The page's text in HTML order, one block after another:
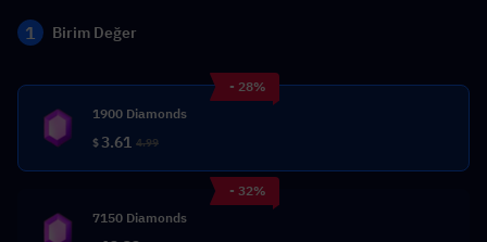
1 Birim Değer
- 28%
1900 Diamonds
$3.61 4.99
- 32%
7150 Diamonds